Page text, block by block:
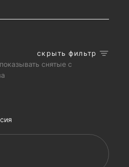
скрыть фильтр
показывать снятые с